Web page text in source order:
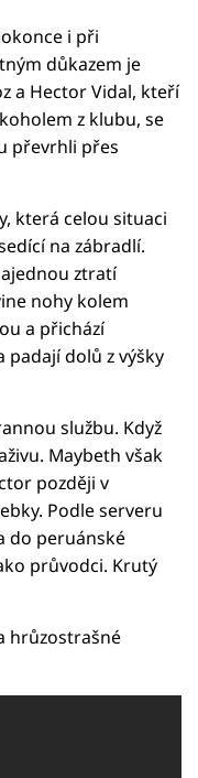
i při
důkazem je
a Hector Vidal, kteří
z klubu, se
převrhli přes
která celou situaci
na zábradlí.
ztratí
nohy kolem
a přichází
dolů z výšky
službu. Když
Maybeth však
později v
Podle serveru
do peruánské
průvodci. Krutý
hrůzostrašné